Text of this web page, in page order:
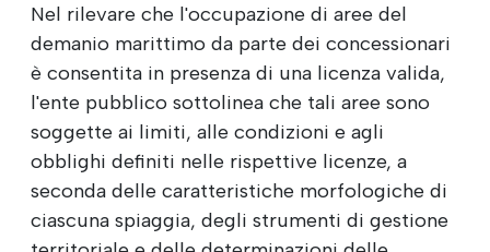
Nel rilevare che l'occupazione di aree del
demanio marittimo da parte dei concessionari
è consentita in presenza di una licenza valida,
l'ente pubblico sottolinea che tali aree sono
soggette ai limiti, alle condizioni e agli
obblighi definiti nelle rispettive licenze, a
seconda delle caratteristiche morfologiche di
ciascuna spiaggia, degli strumenti di gestione